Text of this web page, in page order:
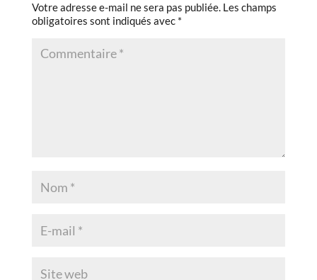
Votre adresse e-mail ne sera pas publiée. Les champs
obligatoires sont indiqués avec *